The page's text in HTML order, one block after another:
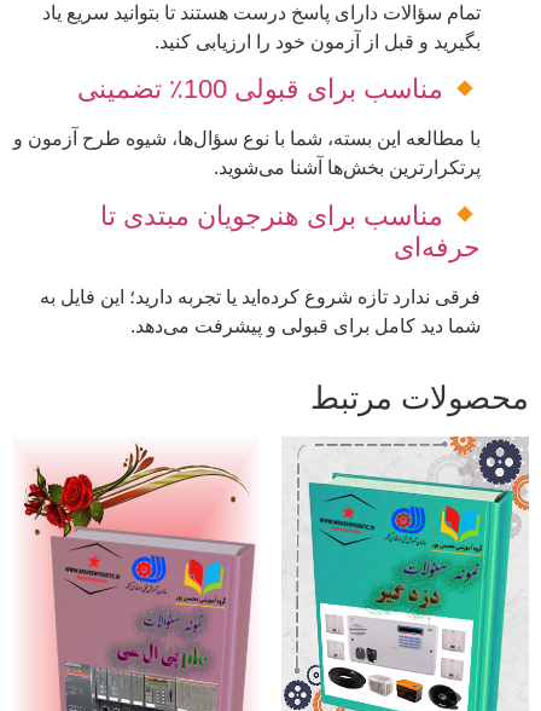
تمام سؤالات دارای پاسخ درست هستند تا بتوانید سریع یاد
بگیرید و قبل از آزمون خود را ارزیابی کنید.
مناسب برای قبولی 100٪ تضمینی
با مطالعه این بسته، شما با نوع سؤال‌ها، شیوه طرح آزمون و
پرتکرارترین بخش‌ها آشنا می‌شوید.
مناسب برای هنرجویان مبتدی تا
حرفه‌ای
فرقی ندارد تازه شروع کرده‌اید یا تجربه دارید؛ این فایل به
شما دید کامل برای قبولی و پیشرفت می‌دهد.
محصولات مرتبط